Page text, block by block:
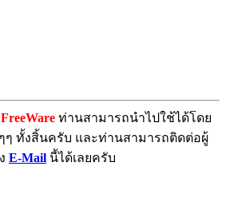
FreeWare ท่านสามารถนำไปใช้ได้โดย
ๆ ทั้งสิ้นครับ และท่านสามารถติดต่อผู้
E-Mail นี้ได้เลยครับ